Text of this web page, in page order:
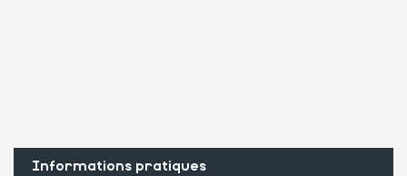
Informations pratiques